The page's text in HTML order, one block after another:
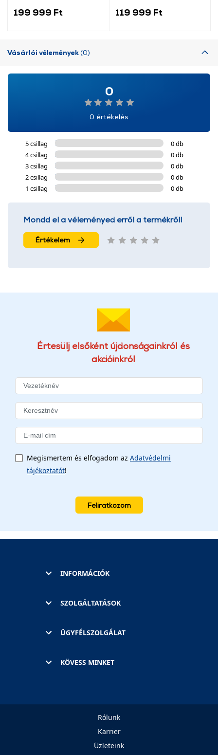
199 999 Ft 119 999 Ft
Vásárlói vélemények(0)
0
0 értékelés
5 csillag
0 db
4 csillag
0 db
3 csillag
0 db
2 csillag
0 db
1 csillag
0 db
Mondd el a véleményed erről a termékről!
Értékelem
Értesülj elsőként újdonságainkról és
akcióinkról
Megismertem és elfogadom az Adatvédelmi
tájékoztatót!
Feliratkozom
INFORMÁCIÓK
SZOLGÁLTATÁSOK
ÜGYFÉLSZOLGÁLAT
KÖVESS MINKET
Rólunk
Karrier
Üzleteink